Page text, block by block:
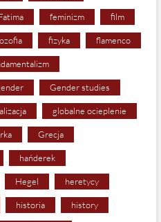
feminizm film
fizyka flamenco
Gender studies
globalne ocieplenie
Grecja
hańderek
Hegel heretycy
historia history